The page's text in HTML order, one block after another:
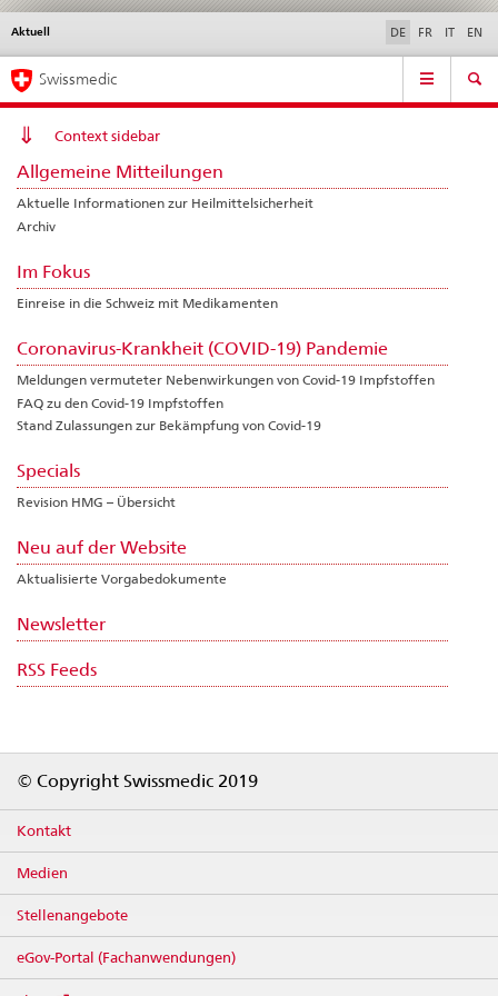
Direktnavigation
News,
Rechtsgrundlagen,
Kontakt
News & Updates Kontakt | Support & Hilfe
Aktuell
Sprachwahl DE FR IT EN
Service
Hauptnavigation
Swissmedic
Context sidebar
Allgemeine Mitteilungen
Aktuelle Informationen zur Heilmittelsicherheit
Archiv
Im Fokus
Einreise in die Schweiz mit Medikamenten
Coronavirus-Krankheit (COVID-19) Pandemie
Meldungen vermuteter Nebenwirkungen von Covid-19 Impfstoffen
FAQ zu den Covid-19 Impfstoffen
Stand Zulassungen zur Bekämpfung von Covid-19
Specials
Revision HMG – Übersicht
Neu auf der Website
Aktualisierte Vorgabedokumente
Newsletter
RSS Feeds
© Copyright Swissmedic 2019
Kontakt
Medien
Stellenangebote
eGov-Portal (Fachanwendungen)